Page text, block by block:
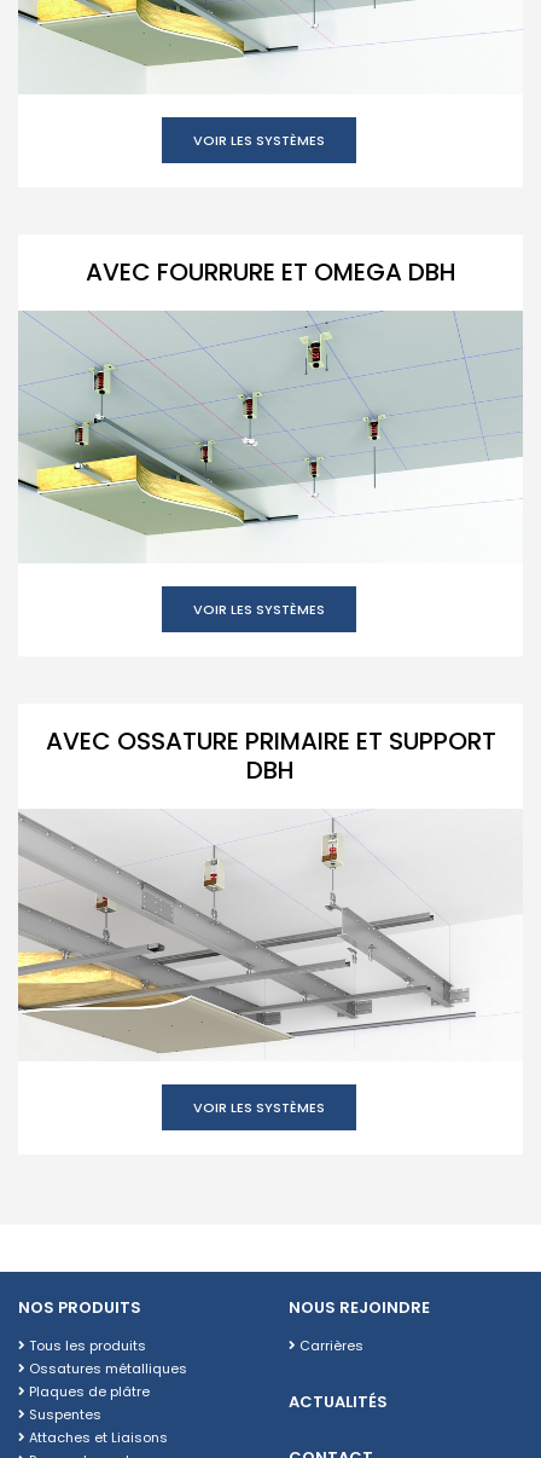
VOIR LES SYSTÈMES
AVEC FOURRURE ET OMEGA DBH
VOIR LES SYSTÈMES
AVEC OSSATURE PRIMAIRE ET SUPPORT
DBH
VOIR LES SYSTÈMES
NOS PRODUITS
Tous les produits
Ossatures métalliques
Plaques de plâtre
Suspentes
Attaches et Liaisons
NOUS REJOINDRE
Carrières
ACTUALITÉS